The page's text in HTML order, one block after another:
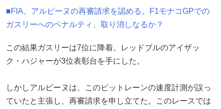
■FIA、アルピーヌの再審請求を認める。F1モナコGPでの
ガスリーへのペナルティ、取り消しなるか？
この結果ガスリーは7位に降着。レッドブルのアイザッ
ク・ハジャーが3位表彰台を手にした。
しかしアルピーヌは、このピットレーンの速度計測が誤っ
ていたと主張し、再審請求を申し立てた。このレースでは